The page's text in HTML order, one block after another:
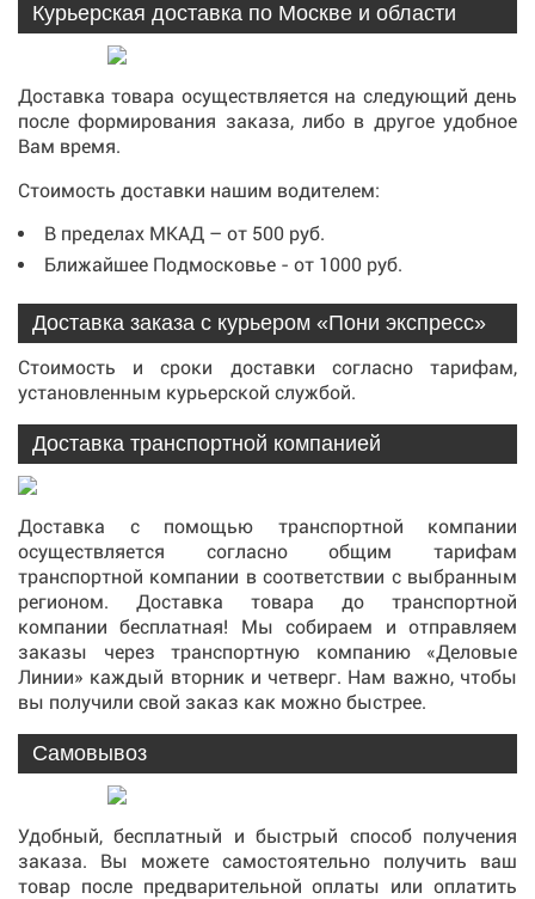
Курьерская доставка по Москве и области
Доставка товара осуществляется на следующий день
после формирования заказа, либо в другое удобное
Вам время.
Стоимость доставки нашим водителем:
В пределах МКАД – от 500 руб.
Ближайшее Подмосковье - от 1000 руб.
Доставка заказа с курьером «Пони экспресс»
Стоимость и сроки доставки согласно тарифам,
установленным курьерской службой.
Доставка транспортной компанией
Доставка с помощью транспортной компании
осуществляется согласно общим тарифам
транспортной компании в соответствии с выбранным
регионом. Доставка товара до транспортной
компании бесплатная! Мы собираем и отправляем
заказы через транспортную компанию «Деловые
Линии» каждый вторник и четверг. Нам важно, чтобы
вы получили свой заказ как можно быстрее.
Самовывоз
Удобный, бесплатный и быстрый способ получения
заказа. Вы можете самостоятельно получить ваш
товар после предварительной оплаты или оплатить